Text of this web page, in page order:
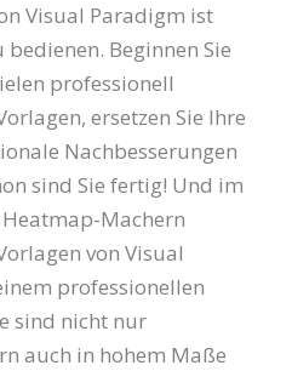
Visual Paradigm ist
Beginnen Sie
professionell
ersetzen Sie Ihre
Nachbesserungen
sind Sie fertig! Und im
Machern
von Visual
professionellen
sind nicht nur
auch in hohem Maße